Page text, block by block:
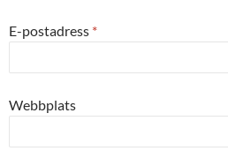
E-postadress *
Webbplats